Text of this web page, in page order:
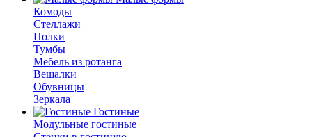
Комоды
Стеллажи
Полки
Тумбы
Мебель из ротанга
Вешалки
Обувницы
Зеркала
Гостиные
Модульные гостиные